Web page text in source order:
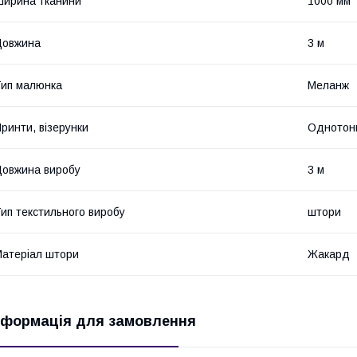
3 м
малюнка Меланж
візерунки
виробу 3 м
текстильного виробу штори
штори Жакард
для замовлення